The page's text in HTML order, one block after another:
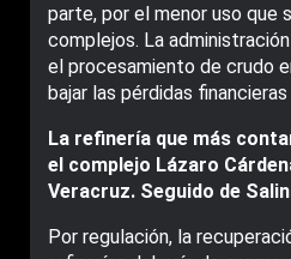
parte, por el menor uso que
complejos. La
el procesamiento de crudo
bajar las pérdidas
La refinería que más
el complejo Lázaro
Veracruz. Seguido de
Por regulación, la